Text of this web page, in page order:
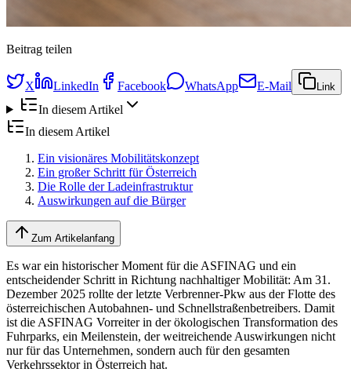
Beitrag teilen
X LinkedIn Facebook WhatsApp E-Mail Link
In diesem Artikel
In diesem Artikel
Ein visionäres Mobilitätskonzept
Ein großer Schritt für Österreich
Die Rolle der Ladeinfrastruktur
Auswirkungen auf die Bürger
Zum Artikelanfang
Es war ein historischer Moment für die ASFINAG und ein
entscheidender Schritt in Richtung nachhaltiger Mobilität: Am 31.
Dezember 2025 rollte der letzte Verbrenner-Pkw aus der Flotte des
österreichischen Autobahnen- und Schnellstraßenbetreibers. Damit
ist die ASFINAG Vorreiter in der ökologischen Transformation des
Fuhrparks, ein Meilenstein, der weitreichende Auswirkungen nicht
nur für das Unternehmen, sondern auch für den gesamten
Verkehrssektor in Österreich hat.